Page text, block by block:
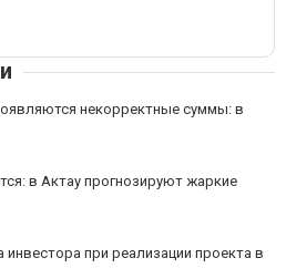
некорректные суммы: в
в Актау прогнозируют жаркие
при реализации проекта в